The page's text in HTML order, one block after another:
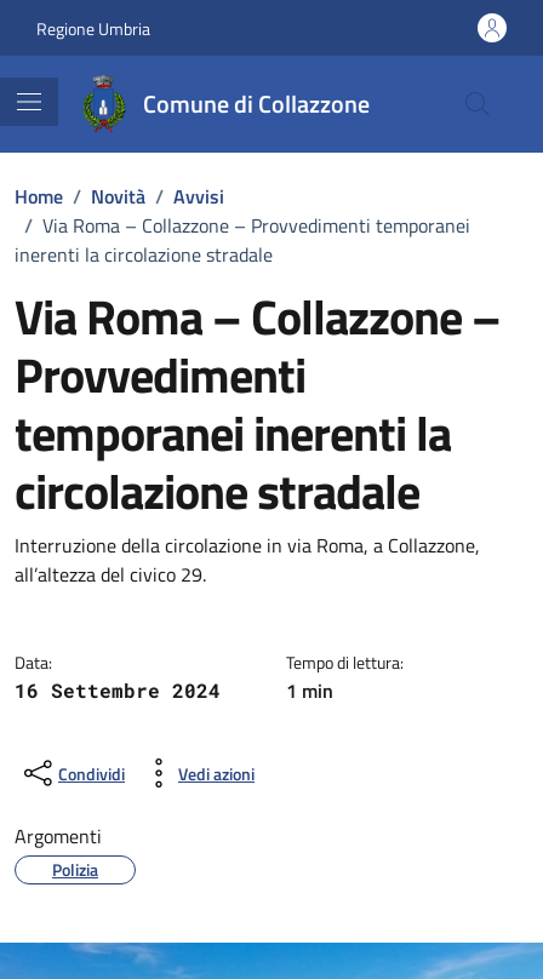
Regione Umbria
Comune di Collazzone
Home / Novità / Avvisi
/ Via Roma – Collazzone – Provvedimenti temporanei
inerenti la circolazione stradale
Via Roma – Collazzone –
Provvedimenti
temporanei inerenti la
circolazione stradale
Dettagli della notizia
Interruzione della circolazione in via Roma, a Collazzone,
all’altezza del civico 29.
Data:
16 Settembre 2024
Tempo di lettura:
1 min
Condividi Vedi azioni
Argomenti
Polizia